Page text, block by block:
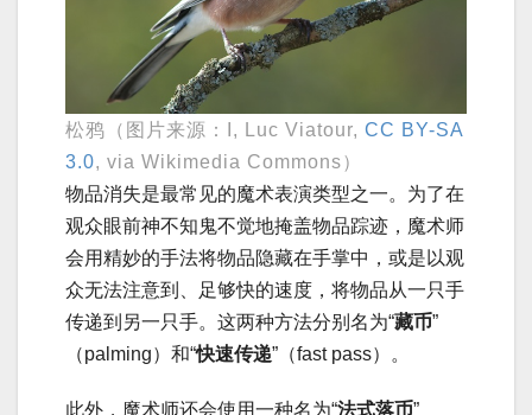
松鸦（图片来源：I, Luc Viatour, CC BY-SA
3.0, via Wikimedia Commons）
物品消失是最常见的魔术表演类型之一。为了在
观众眼前神不知鬼不觉地掩盖物品踪迹，魔术师
会用精妙的手法将物品隐藏在手掌中，或是以观
众无法注意到、足够快的速度，将物品从一只手
传递到另一只手。这两种方法分别名为“藏币”
（palming）和“快速传递”（fast pass）。
此外，魔术师还会使用一种名为“法式落币”